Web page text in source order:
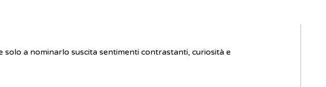
solo a nominarlo suscita sentimenti contrastanti, curiosità e